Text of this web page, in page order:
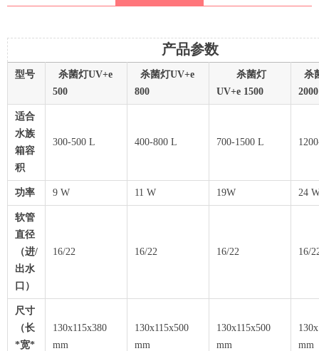
产品参数
型号
杀菌灯UV+e
500
杀菌灯UV+e
800
杀菌灯
UV+e 1500
杀
适合
水族
箱容
积
300-500 L 400-800 L 700-1500 L
功率 9 W 11 W 19W 24
软管
直径
（进/
出水
口）
16/22 16/22 16/22 16/
尺寸
（长
*宽*
130x115x380
mm
130x115x500
mm
130x115x500
mm
mm